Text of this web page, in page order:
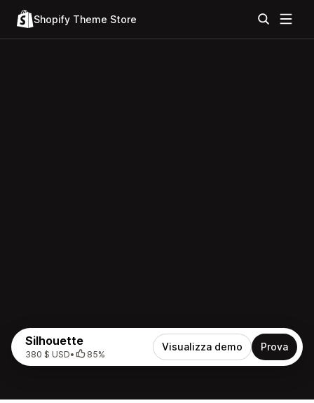
Shopify Theme Store
Silhouette
380 $ USD• 85%
Visualizza demo Prova